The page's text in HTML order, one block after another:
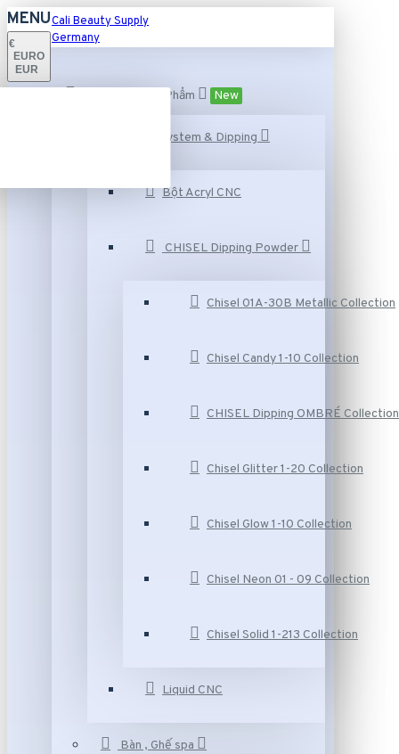
MENU
€
EURO
EUR
Danh Mục Sản Phẩm New
Acrylic system & Dipping
Bột Acryl CNC
CHISEL Dipping Powder
Chisel 01A-30B Metallic Collection
Chisel Candy 1-10 Collection
CHISEL Dipping OMBRÉ Collection
Chisel Glitter 1-20 Collection
Chisel Glow 1-10 Collection
Chisel Neon 01 - 09 Collection
Chisel Solid 1-213 Collection
Liquid CNC
Bàn , Ghế spa
Cali Beauty Supply
Germany